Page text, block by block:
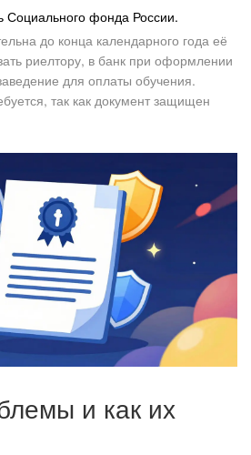
Социального фонда России.
до конца календарного года её
риелтору, в банк при оформлении
для оплаты обучения.
так как документ защищен
и как их